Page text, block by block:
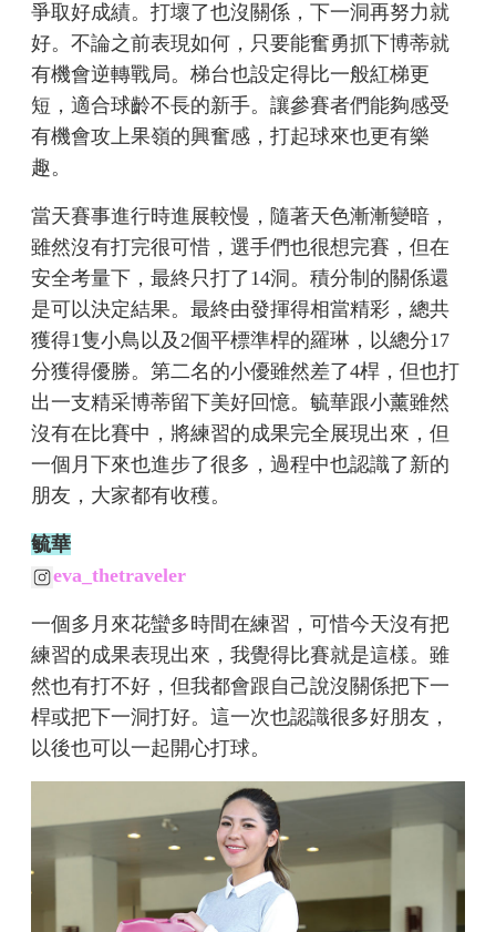
爭取好成績。打壞了也沒關係，下一洞再努力就
好。不論之前表現如何，只要能奮勇抓下博蒂就
有機會逆轉戰局。梯台也設定得比一般紅梯更
短，適合球齡不長的新手。讓參賽者們能夠感受
有機會攻上果嶺的興奮感，打起球來也更有樂
趣。
當天賽事進行時進展較慢，隨著天色漸漸變暗，
雖然沒有打完很可惜，選手們也很想完賽，但在
安全考量下，最終只打了14洞。積分制的關係還
是可以決定結果。最終由發揮得相當精彩，總共
獲得1隻小鳥以及2個平標準桿的羅琳，以總分17
分獲得優勝。第二名的小優雖然差了4桿，但也打
出一支精采博蒂留下美好回憶。毓華跟小薰雖然
沒有在比賽中，將練習的成果完全展現出來，但
一個月下來也進步了很多，過程中也認識了新的
朋友，大家都有收穫。
毓華
eva_thetraveler
一個多月來花蠻多時間在練習，可惜今天沒有把
練習的成果表現出來，我覺得比賽就是這樣。雖
然也有打不好，但我都會跟自己說沒關係把下一
桿或把下一洞打好。這一次也認識很多好朋友，
以後也可以一起開心打球。